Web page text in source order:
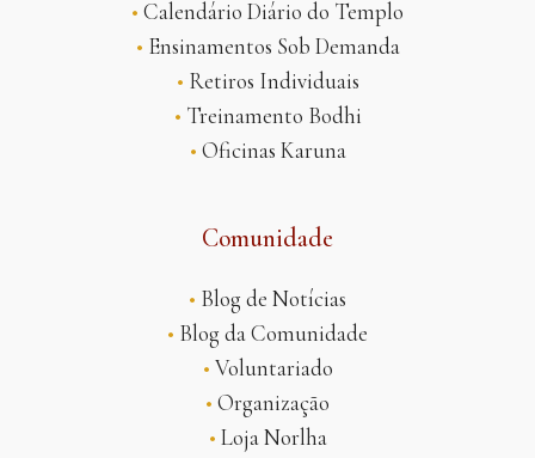
• Calendário Diário do Templo
• Ensinamentos Sob Demanda
• Retiros Individuais
• Treinamento Bodhi
• Oficinas Karuna
Comunidade
• Blog de Notícias
• Blog da Comunidade
• Voluntariado
• Organização
• Loja Norlha